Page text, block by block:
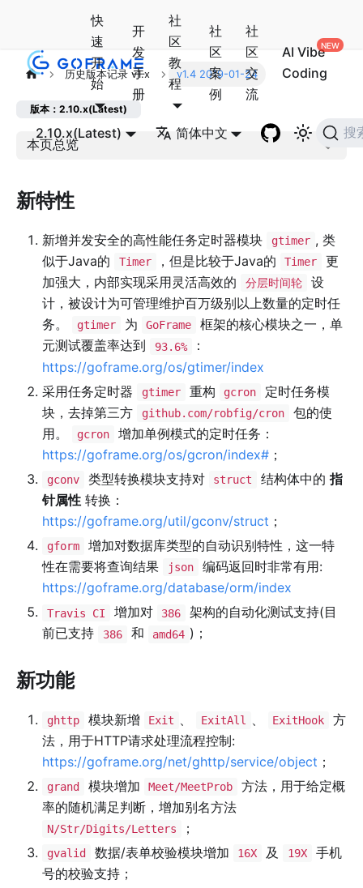
快
速
开
始
开
发
手
册
社
区
教
程
社
区
案
例
社
区
交
流
AI Vibe
Coding
2.10.x(Latest) 简体中文 搜
历史版本记录 v1.x v1.4 2019-01-24
版本：2.10.x(Latest)
本页总览
新特性
新增并发安全的高性能任务定时器模块 gtimer , 类
似于Java的
Timer ，但是比较于Java的 Timer
更
加强大，内部实现采用灵活高效的
分层时间轮
设
计，被设计为可管理维护百万级别以上数量的定时任
务。
gtimer 为 GoFrame
框架的核心模块之一，单
元测试覆盖率达到
93.6%
：
https://goframe.org/os/gtimer/index
采用任务定时器
gtimer 重构 gcron
定时任务模
块，去掉第三方
github.com/robfig/cron
包的使
用。
gcron
增加单例模式的定时任务：
https://goframe.org/os/gcron/index# ；
gconv 类型转换模块支持对 struct 结构体中的 指
针属性 转换：
https://goframe.org/util/gconv/struct ；
gform
增加对数据库类型的自动识别特性，这一特
性在需要将查询结果
json
编码返回时非常有用:
https://goframe.org/database/orm/index
Travis CI 增加对 386
架构的自动化测试支持(目
前已支持
386 和 amd64 )；
新功能
ghttp 模块新增 Exit ExitAll ExitHook
方
法，用于HTTP请求处理流程控制:
https://goframe.org/net/ghttp/service/object ；
grand 模块增加 Meet/MeetProb
方法，用于给定概
率的随机满足判断，增加别名方法
N/Str/Digits/Letters ；
gvalid 数据/表单校验模块增加 16X 及 19X
手机
号的校验支持；